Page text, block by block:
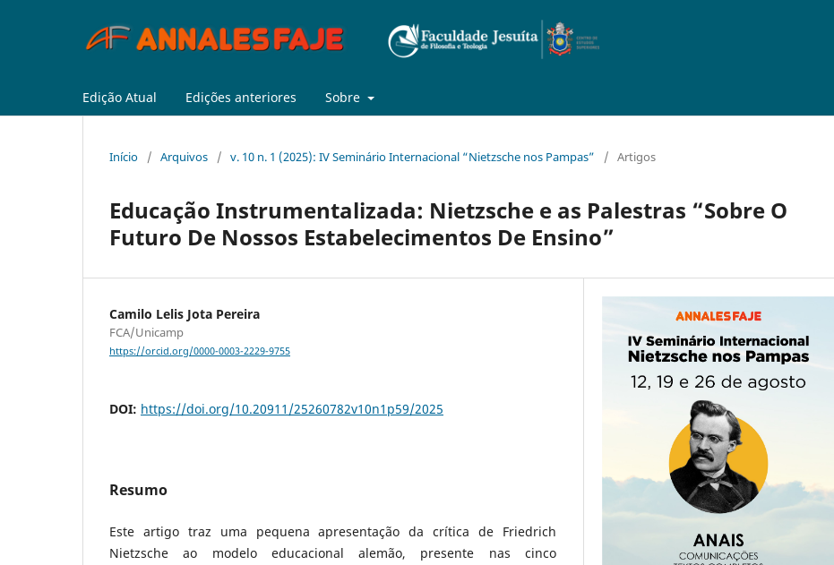
Edição Atual Edições anteriores Sobre
Início / Arquivos / v. 10 n. 1 (2025): IV Seminário Internacional “Nietzsche nos Pampas” / Artigos
Educação Instrumentalizada: Nietzsche e as Palestras “Sobre O
Futuro De Nossos Estabelecimentos De Ensino”
Camilo Lelis Jota Pereira
FCA/Unicamp
https://orcid.org/0000-0003-2229-9755
DOI: https://doi.org/10.20911/25260782v10n1p59/2025
Resumo
Este artigo traz uma pequena apresentação da crítica de Friedrich
Nietzsche ao modelo educacional alemão, presente nas cinco